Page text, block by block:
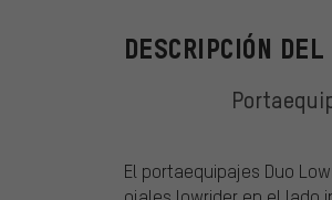
DESCRIPCIÓN DEL
El portaequipajes Duo